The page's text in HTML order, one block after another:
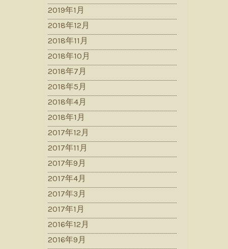
2019年1月
2018年12月
2018年11月
2018年10月
2018年7月
2018年5月
2018年4月
2018年1月
2017年12月
2017年11月
2017年9月
2017年4月
2017年3月
2017年1月
2016年12月
2016年9月